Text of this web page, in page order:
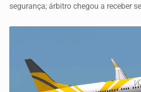
segurança; árbitro chegou a receber